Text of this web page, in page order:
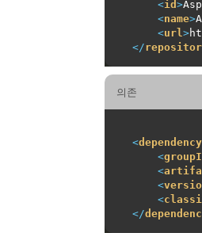
<id >
<name>
<url>
</
의존
<dependency
<
<
<
<
</